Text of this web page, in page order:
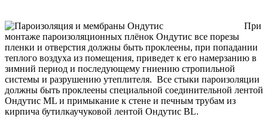
При
монтаже пароизоляционных плёнок Ондутис все порезы
пленки и отверстия должны быть проклеены, при попадании
теплого воздуха из помещения, приведет к его намерзанию в
зимний период и последующему гниению стропильной
системы и разрушению утеплителя. Все стыки пароизоляции
должны быть проклеены специальной соединительной лентой
Ондутис ML и примыкание к стене и печным трубам из
кирпича бутилкаучуковой лентой Ондутис BL.